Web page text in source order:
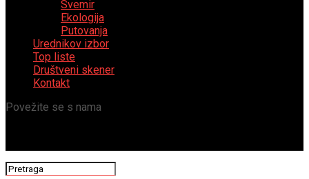
Svemir
Ekologija
Putovanja
Urednikov izbor
Top liste
Društveni skener
Kontakt
Povežite se s nama